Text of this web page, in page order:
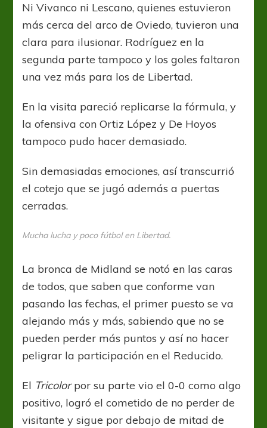
Ni Vivanco ni Lescano, quienes estuvieron
más cerca del arco de Oviedo, tuvieron una
clara para ilusionar. Rodríguez en la
segunda parte tampoco y los goles faltaron
una vez más para los de Libertad.
En la visita pareció replicarse la fórmula, y
la ofensiva con Ortiz López y De Hoyos
tampoco pudo hacer demasiado.
Sin demasiadas emociones, así transcurrió
el cotejo que se jugó además a puertas
cerradas.
Mucha lucha y poco fútbol en Libertad.
La bronca de Midland se notó en las caras
de todos, que saben que conforme van
pasando las fechas, el primer puesto se va
alejando más y más, sabiendo que no se
pueden perder más puntos y así no hacer
peligrar la participación en el Reducido.
El Tricolorpor su parte vio el 0-0 como algo
positivo, logró el cometido de no perder de
visitante y sigue por debajo de mitad de